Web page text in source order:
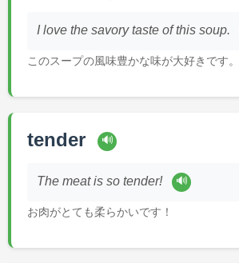
I love the savory taste of this soup.
このスープの風味豊かな味が大好きです。
tender 🔊
The meat is so tender! 🔊
お肉がとても柔らかいです！